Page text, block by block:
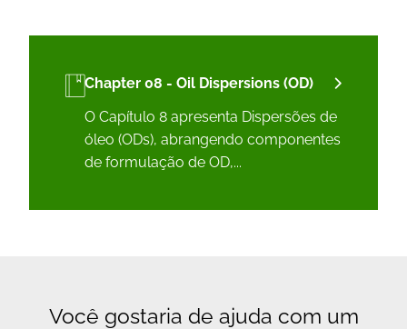
Chapter 08 - Oil Dispersions (OD)
O Capítulo 8 apresenta Dispersões de
óleo (ODs), abrangendo componentes
de formulação de OD,...
Você gostaria de ajuda com um